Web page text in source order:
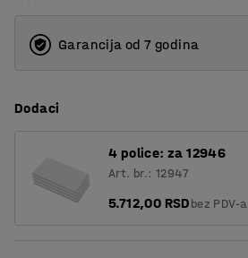
Garancija od 7 godina
Dodaci
4 police: za 12946
Art. br.: 12947
5.712,00 RSDbez PDV-a